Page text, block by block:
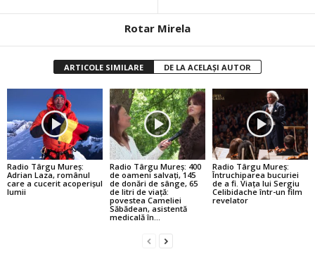
Rotar Mirela
ARTICOLE SIMILARE DE LA ACELAȘI AUTOR
Radio Târgu Mureș:
Adrian Laza, românul
care a cucerit acoperișul
lumii
Radio Târgu Mureș: 400
de oameni salvați, 145
de donări de sânge, 65
de litri de viață:
povestea Cameliei
Săbădean, asistentă
medicală în...
Radio Târgu Mureș:
Întruchiparea bucuriei
de a fi. Viața lui Sergiu
Celibidache într-un film
revelator